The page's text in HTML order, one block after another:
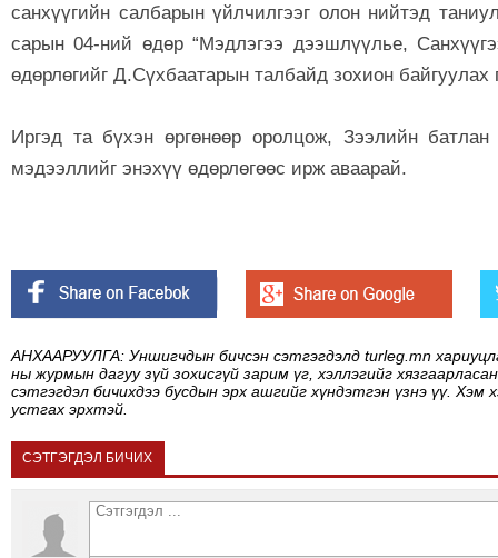
санхүүгийн салбарын үйлчилгээг олон нийтэд
сарын 04-ний өдөр “Мэдлэгээ дээшлүүлье,
өдөрлөгийг Д.Сүхбаатарын талбайд зохион байгуулах
Иргэд та бүхэн өргөнөөр оролцож, Зээлийн
мэдээллийг энэхүү өдөрлөгөөс ирж аваарай.
АНХААРУУЛГА: Уншигчдын бичсэн сэтгэгдэлд turleg.mn
ны журмын дагуу зүй зохисгүй зарим үг, хэллэгийг
сэтгэгдэл бичихдээ бусдын эрх ашгийг хүндэтгэн үзнэ үү. Хэм
устгах эрхтэй.
СЭТГЭГДЭЛ БИЧИХ